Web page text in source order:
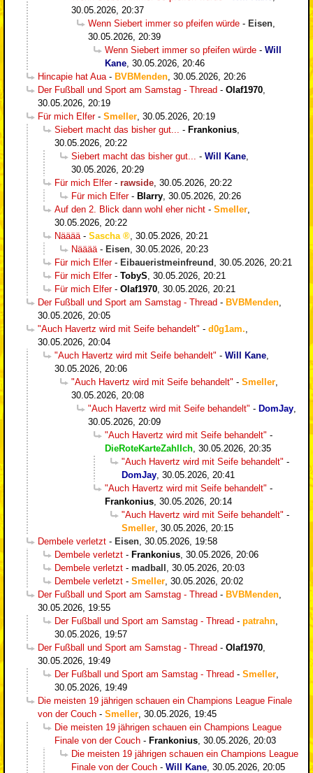
30.05.2026, 20:37
Wenn Siebert immer so pfeifen würde - Eisen
30.05.2026, 20:39
Wenn Siebert immer so pfeifen würde - Will
Kane 30.05.2026, 20:46
Hincapie hat Aua - BVBMenden 30.05.2026, 20:26
Der Fußball und Sport am Samstag - Thread - Olaf1970
30.05.2026, 20:19
Für mich Elfer- Smeller 30.05.2026, 20:19
Siebert macht das bisher gut...
- Frankonius
30.05.2026, 20:22
Siebert macht das bisher gut...
- Will Kane
30.05.2026, 20:29
Für mich Elfer- rawside 30.05.2026, 20:22
Für mich Elfer- Blarry 30.05.2026, 20:26
Auf den 2. Blick dann wohl eher nicht - Smeller
30.05.2026, 20:22
Nääää - Sascha
30.05.2026, 20:21
Nääää - Eisen 30.05.2026, 20:23
Für mich Elfer- Eibaueristmeinfreund
30.05.2026, 20:21
Für mich Elfer- TobyS 30.05.2026, 20:21
Für mich Elfer- Olaf1970 30.05.2026, 20:21
Der Fußball und Sport am Samstag - Thread - BVBMenden
30.05.2026, 20:05
"Auch Havertz wird mit Seife behandelt" - d0g1am.
30.05.2026, 20:04
"Auch Havertz wird mit Seife behandelt" - Will Kane
30.05.2026, 20:06
"Auch Havertz wird mit Seife behandelt" - Smeller
30.05.2026, 20:08
"Auch Havertz wird mit Seife behandelt" - DomJay
30.05.2026, 20:09
"Auch Havertz wird mit Seife behandelt" -
DieRoteKarteZahlIch 30.05.2026, 20:35
"Auch Havertz wird mit Seife behandelt" -
DomJay 30.05.2026, 20:41
"Auch Havertz wird mit Seife behandelt" -
Frankonius 30.05.2026, 20:14
"Auch Havertz wird mit Seife behandelt" -
Smeller 30.05.2026, 20:15
Dembele verletzt - Eisen 30.05.2026, 19:58
Dembele verletzt - Frankonius 30.05.2026, 20:06
Dembele verletzt - madball
30.05.2026, 20:03
Dembele verletzt - Smeller 30.05.2026, 20:02
Der Fußball und Sport am Samstag - Thread - BVBMenden
30.05.2026, 19:55
Der Fußball und Sport am Samstag - Thread - patrahn
30.05.2026, 19:57
Der Fußball und Sport am Samstag - Thread - Olaf1970
30.05.2026, 19:49
Der Fußball und Sport am Samstag - Thread - Smeller
30.05.2026, 19:49
Die meisten 19 jährigen schauen ein Champions League Finale
von der Couch - Smeller 30.05.2026, 19:45
Die meisten 19 jährigen schauen ein Champions League
Finale von der Couch - Frankonius 30.05.2026, 20:03
Die meisten 19 jährigen schauen ein Champions League
Finale von der Couch - Will Kane 30.05.2026, 20:05